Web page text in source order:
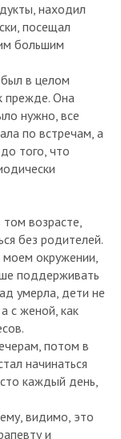
находил
посещал
большим
в целом
прежде. Она
нужно, все
по встречам, а
того, что
возрасте,
без родителей.
моем окружении,
поддерживать
умерла, дети не
с женой, как
потом в
начинаться
каждый день,
видимо, это
и